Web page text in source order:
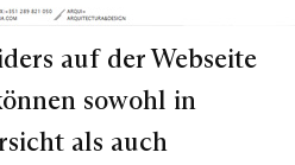
auf der Webseite
sowohl in
als auch